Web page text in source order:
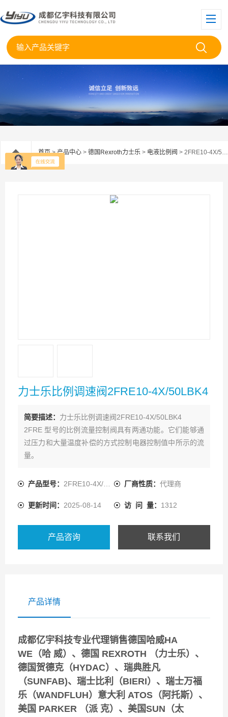
首页>产品中心 > 德国Rexroth力士乐 > 电液比例阀 > 2FRE10-4X/50LBK4M力士乐比例调速阀2FRE10-4X/50LBK4
力士乐比例调速阀2FRE10-4X/50LBK4
简要描述： 力士乐比例调速阀2FRE10-4X/50LBK4
2FRE 型号的比例流量控制阀具有两通功能。它们能够通
过压力和大量温度补偿的方式控制电器控制值中所示的流
量。
产品型号： 2FRE10-4X/50LBK4M 厂商性质： 代理商
更新时间： 2025-08-14 访 问 量： 1312
产品咨询 联系我们
产品详情
成都亿宇科技专业代理销售德国哈威HA
WE（哈 威）、德国 REXROTH （力士乐）、
德国贺德克（HYDAC）、瑞典胜凡
（SUNFAB)、瑞士比利（BIERI）、瑞士万福
乐（WANDFLUH）意大利 ATOS（阿托斯）、
美国 PARKER （派 克）、美国SUN（太